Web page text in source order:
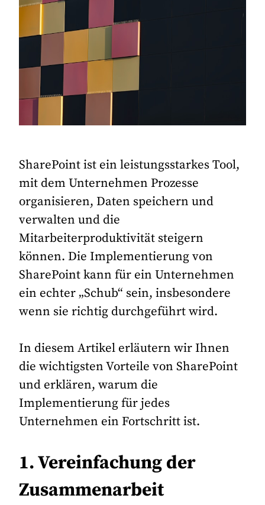
SharePoint ist ein leistungsstarkes Tool,
mit dem Unternehmen Prozesse
organisieren, Daten speichern und
verwalten und die
Mitarbeiterproduktivität steigern
können. Die Implementierung von
SharePoint kann für ein Unternehmen
ein echter „Schub“ sein, insbesondere
wenn sie richtig durchgeführt wird.
In diesem Artikel erläutern wir Ihnen
die wichtigsten Vorteile von SharePoint
und erklären, warum die
Implementierung für jedes
Unternehmen ein Fortschritt ist.
1. Vereinfachung der
Zusammenarbeit